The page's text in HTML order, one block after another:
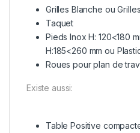
Grilles Blanche ou
Taquet
Pieds Inox H: 120<180
H:185<260 mm ou
Roues pour plan de
Existe aussi:
Table Positive